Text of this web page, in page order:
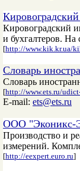
Кировоградский
и бухгалтеров. На
[http://www.kik.kr.ua/
Словарь
Словарь
[http://www.ets.ru/
E-mail: ets@ets.ru
ООО "Эконикс-
Производство и
измерений.
[http://eexpert.euro.ru]